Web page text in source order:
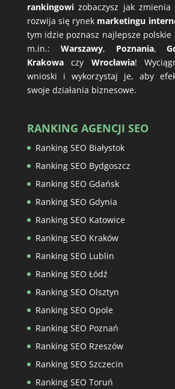
rankingowizobaczysz jak
rozwija się rynek marketingu
tym idzie poznasz najlepsze polskie
m.in.: Warszawy, Poznania,
Krakowaczy Wrocławia!
wnioski i wykorzystaj je, aby
swoje działania biznesowe.
RANKING AGENCJI SEO
Ranking SEO Białystok
Ranking SEO Bydgoszcz
Ranking SEO Gdańsk
Ranking SEO Gdynia
Ranking SEO Katowice
Ranking SEO Kraków
Ranking SEO Lublin
Ranking SEO Łódź
Ranking SEO Olsztyn
Ranking SEO Opole
Ranking SEO Poznań
Ranking SEO Rzeszów
Ranking SEO Szczecin
Ranking SEO Toruń